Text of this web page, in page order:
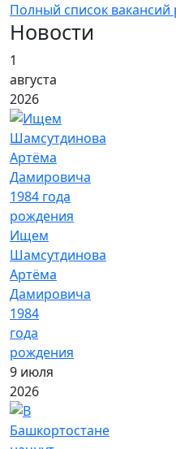
Полный список вакансий
Новости
1
августа
2026
Ищем
Шамсутдинова
Артёма
Дамировича
1984
года
рождения
9 июля
2026